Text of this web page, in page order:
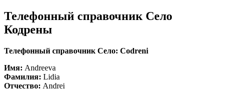
Телефонный справочник Село
Кодрены
Телефонный справочник Село: Codreni
Имя: Andreeva
Фамилия: Lidia
Отчество: Andrei